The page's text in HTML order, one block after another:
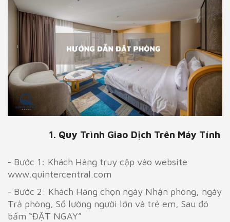
1. Quy Trình Giao Dịch Trên Máy Tính
- Bước 1: Khách Hàng truy cập vào website
www.quintercentral.com
- Bước 2: Khách Hàng chọn ngày Nhận phòng, ngày
Trả phòng, Số lường người lớn và trẻ em, Sau đó
bấm “ĐẶT NGAY”